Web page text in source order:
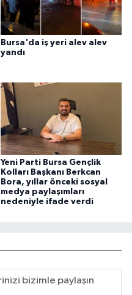
Bursa'da iş yeri alev alev
yandı
Yeni Parti Bursa Gençlik
Kolları Başkanı Berkcan
Bora, yıllar önceki sosyal
medya paylaşımları
nedeniyle ifade verdi